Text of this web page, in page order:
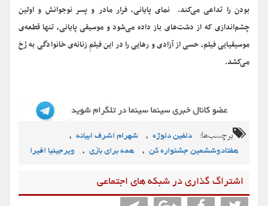
بودن را تداعی می‌کند. نمای پایانی، فرار مادر و پسر نوجوانش و اولین
چشم‌اندازی که از دشت‌های باز داده می‌شود و موسیقی پایانی، تنها قطعه‌ی
موسیقیایی فیلم، حسی از آزادی و رهایی را در این فیلمِ زنانه‌ی خانوادگی به رُخ
می‌کشد.
برچسب‌ها: دلفین دلوژه , شهرام اشرف ابیانه ,
هفتادوششمین جشنواره کن , همه برای بازی , ویرجینیا افیرا
اشتراگ گذاری در شبکه های اجتماعی